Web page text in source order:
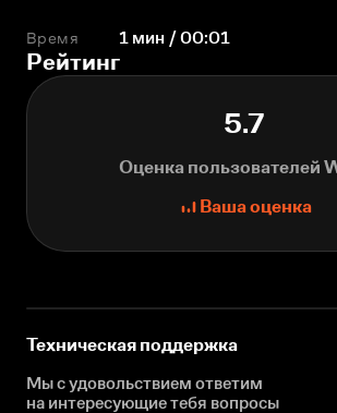
Время 1 мин / 00:01
Рейтинг
5.7
Оценка пользователей
Ваша оценка
Техническая поддержка
Мы с удовольствием ответим
на интересующиетебя вопросы